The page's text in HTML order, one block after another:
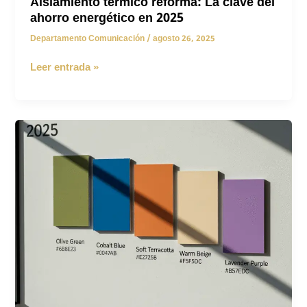
ahorro energético en 2025
Departamento Comunicación/agosto 26, 2025
Aislamiento
La
clave
Leer entrada »